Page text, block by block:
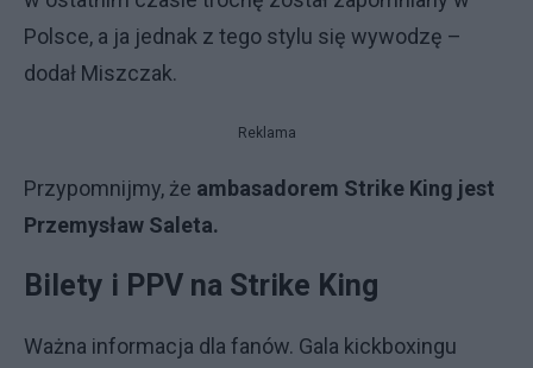
Polsce, a ja jednak z tego stylu się wywodzę –
dodał Miszczak.
Reklama
Przypomnijmy, że ambasadorem Strike King jest
Przemysław Saleta.
Bilety i PPV na Strike King
Ważna informacja dla fanów. Gala kickboxingu